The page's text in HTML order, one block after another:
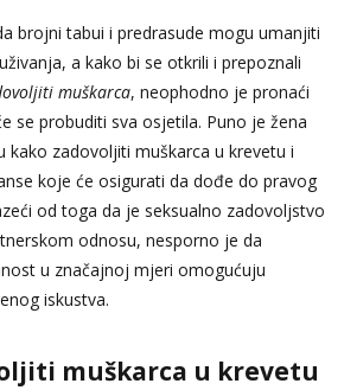
brojni tabui i predrasude mogu umanjiti
a kako bi se otkrili i prepoznali
muškarca, neophodno je pronaći
se probuditi sva osjetila. Puno je žena
kako zadovoljiti muškarca u krevetu i
koje će osigurati da dođe do pravog
od toga da je seksualno zadovoljstvo
odnosu, nesporno je da
u značajnoj mjeri omogućuju
iskustva.
muškarca u krevetu